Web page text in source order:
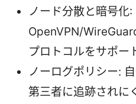
ノード分散と暗号化
OpenVPN/
プロトコルをサポー
ノーログポリシー:
第三者に追跡されに